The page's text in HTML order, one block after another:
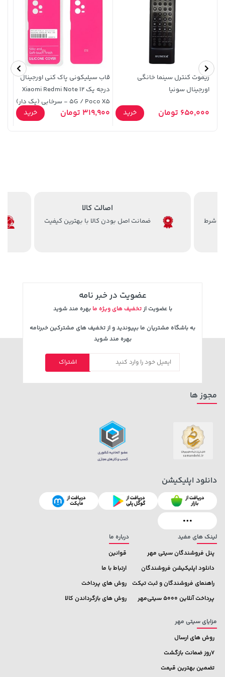
90,000
خرید
3,679,000 تومان
4,780,000
خرید
292,080,000 تومان خرید
4,279,000 تومان
145,000 تومان خرید 315,900 تومان
ریموت کنترل سینما خانگی
اورجینال سونیا
650,000 تومان خرید
قاب سیلیکونی پاک کنی اورجینال
درجه یک Xiaomi Redmi Note 12
5G / Poco X5 - سرخابی (پک دار)
319,900 تومان خرید
اصالت کالا
ضمانت اصل بودن کالا با بهترین کیفیت
عضویت در خبر نامه
با عضویت ازتخفیف های ویژه ما بهره مند شوید
به باشگاه مشتریان ما بپیوندید و از تخفیف های مشترکین خبرنامه
بهره مند شوید
اشتراک
لینک های مفید
پنل فروشندگان سیتی مهر
دانلود اپلیکیشن فروشندگان
راهنمای فروشندگان و ثبت تیکت
پرداخت آنلاین 5000 سیتی‌مهر
درباره ما
قوانین
ارتباط با ما
روش های پرداخت
روش های بازگرداندن کالا
مزایای سیتی مهر
روش های ارسال
7روز ضمانت بازگشت
تضمین بهترین قیمت
مجوز ها
دانلود اپلیکیشن